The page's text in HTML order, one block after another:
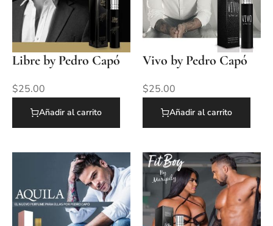
Libre by Pedro Capó
$25.00
Añadir al carrito
Vivo by Pedro Capó
$25.00
Añadir al carrito